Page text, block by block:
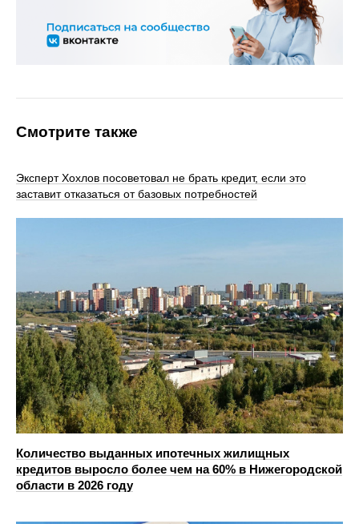
Смотрите также
Эксперт Хохлов посоветовал не брать кредит, если это
заставит отказаться от базовых потребностей
Количество выданных ипотечных жилищных
кредитов выросло более чем на 60% в Нижегородской
области в 2026 году